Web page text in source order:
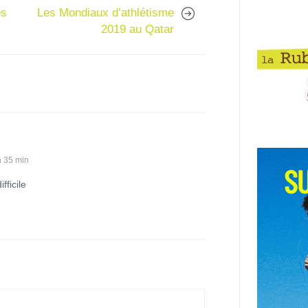
Les Mondiaux d’athlétisme
2019 au Qatar
35 min